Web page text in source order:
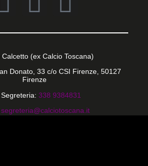
Calcetto (ex Calcio Toscana)
Donato, 33 c/o CSI Firenze, 50127
Firenze
Segreteria: 338 9384831
segreteria@calciotoscana.it